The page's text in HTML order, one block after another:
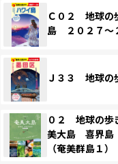
Ｃ０２ 地球の
島 ２０２７～
Ｊ３３ 地球
０２ 地球の
美大島 喜界島
（奄美群島１